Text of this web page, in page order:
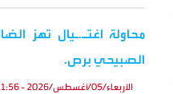
محاولة اغتـ.ـيال تهز
الصبيحي برص.
الأربعاء/05/أغسطس/2026 - 11:56 م